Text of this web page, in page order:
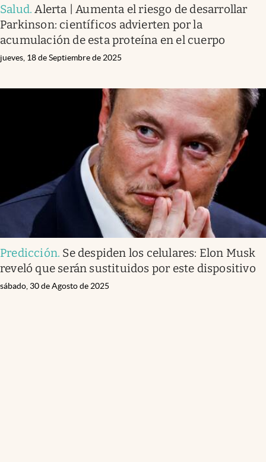
Salud. Alerta | Aumenta el riesgo de desarrollar
Parkinson: científicos advierten por la
acumulación de esta proteína en el cuerpo
jueves, 18 de Septiembre de 2025
Predicción. Se despiden los celulares: Elon Musk
reveló que serán sustituidos por este dispositivo
sábado, 30 de Agosto de 2025